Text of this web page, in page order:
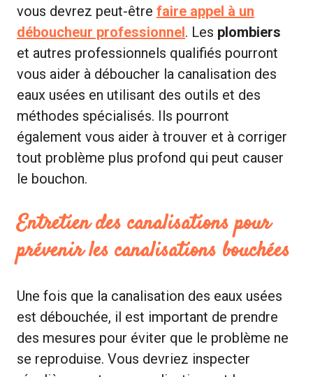
vous devrez peut-être faire appel à un
déboucheur professionnel. Les plombiers
et autres professionnels qualifiés pourront
vous aider à déboucher la canalisation des
eaux usées en utilisant des outils et des
méthodes spécialisés. Ils pourront
également vous aider à trouver et à corriger
tout problème plus profond qui peut causer
le bouchon.
Entretien des canalisations pour
prévenir les canalisations bouchées
Une fois que la canalisation des eaux usées
est débouchée, il est important de prendre
des mesures pour éviter que le problème ne
se reproduise. Vous devriez inspecter